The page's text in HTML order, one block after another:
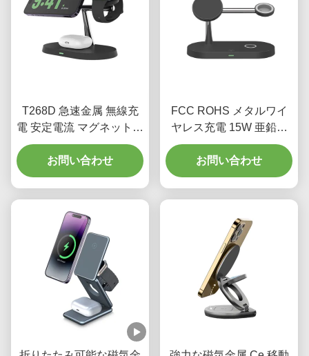
T268D 急速金属 無線充
電 安定電流 マグネットア
ップル 3 イン 1 充電台
お問い合わせ
FCC ROHS メタルワイ
ヤレス充電 15W 亜鉛合
金 ワイヤレス充電器支架
お問い合わせ